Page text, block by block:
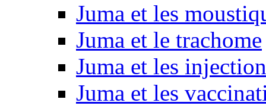
Juma et les
Juma et le trachome
Juma et les
Juma et les